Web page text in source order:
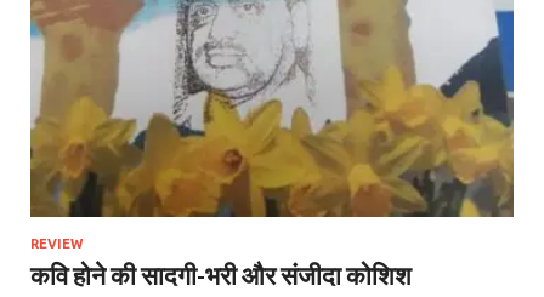
REVIEW
कवि होने की सादगी-भरी और संजीदा कोशिश